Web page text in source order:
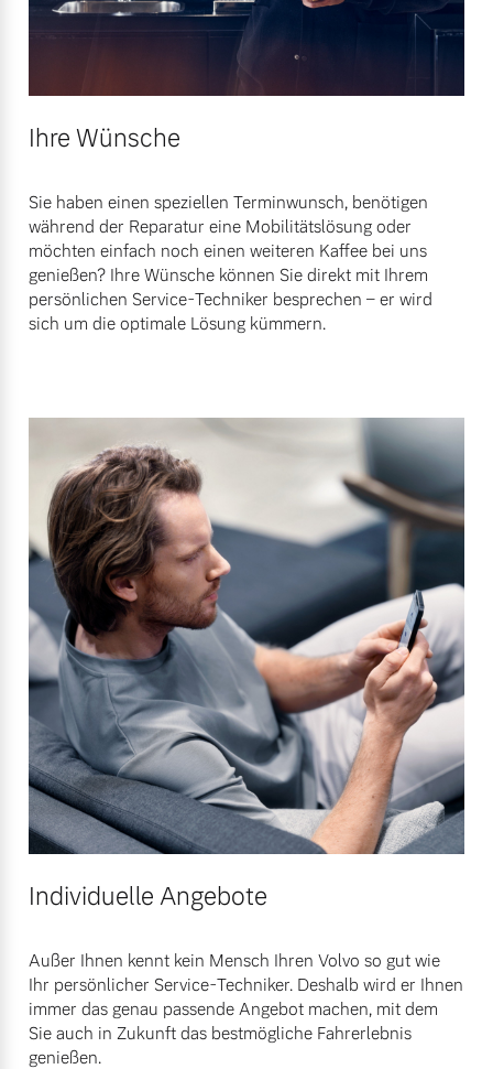
Ihre Wünsche
Sie haben einen speziellen Terminwunsch, benötigen
während der Reparatur eine Mobilitätslösung oder
möchten einfach noch einen weiteren Kaffee bei uns
genießen? Ihre Wünsche können Sie direkt mit Ihrem
persönlichen Service-Techniker besprechen – er wird
sich um die optimale Lösung kümmern.
Individuelle Angebote
Außer Ihnen kennt kein Mensch Ihren Volvo so gut wie
Ihr persönlicher Service-Techniker. Deshalb wird er Ihnen
immer das genau passende Angebot machen, mit dem
Sie auch in Zukunft das bestmögliche Fahrerlebnis
genießen.